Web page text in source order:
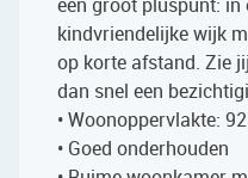
kindvriendelijke wijk
op korte afstand. Zie
dan snel een
• Woonoppervlakte:
• Goed onderhouden